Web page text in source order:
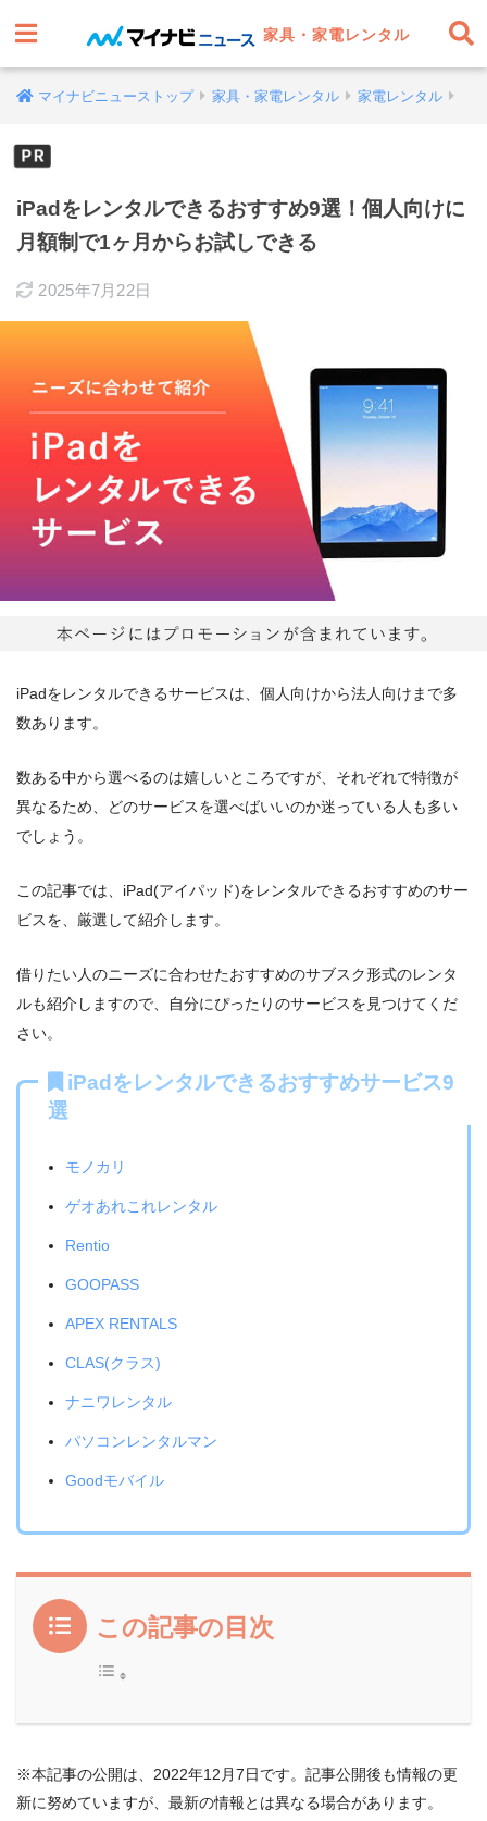
家具・家電レンタル
マイナビニューストップ 家具・家電レンタル 家電レンタル
iPadをレンタルできるおすすめ9選！個人向けに
月額制で1ヶ月からお試しできる
2025年7月22日
iPadをレンタルできるサービスは、個人向けから法人向けまで多
数あります。
数ある中から選べるのは嬉しいところですが、それぞれで特徴が
異なるため、どのサービスを選べばいいのか迷っている人も多い
でしょう。
この記事では、iPad(アイパッド)をレンタルできるおすすめのサー
ビスを、厳選して紹介します。
借りたい人のニーズに合わせたおすすめのサブスク形式のレンタ
ルも紹介しますので、自分にぴったりのサービスを見つけてくだ
さい。
iPadをレンタルできるおすすめサービス9
選
モノカリ
ゲオあれこれレンタル
Rentio
GOOPASS
APEX RENTALS
CLAS(クラス)
ナニワレンタル
パソコンレンタルマン
Goodモバイル
この記事の目次
※本記事の公開は、2022年12月7日です。記事公開後も情報の更
新に努めていますが、最新の情報とは異なる場合があります。